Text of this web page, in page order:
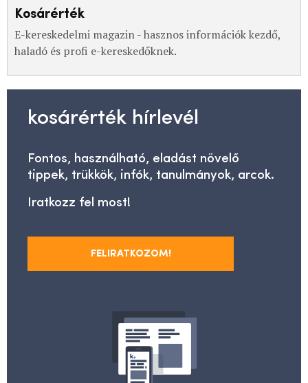
Kosárérték
E-kereskedelmi magazin - hasznos információk kezdő,
haladó és profi e-kereskedőknek.
kosárérték hírlevél
Fontos, használható, eladást növelő
tippek, trükkök, infók, tanulmányok, arcok.
Iratkozz fel most!
FELIRATKOZOM!